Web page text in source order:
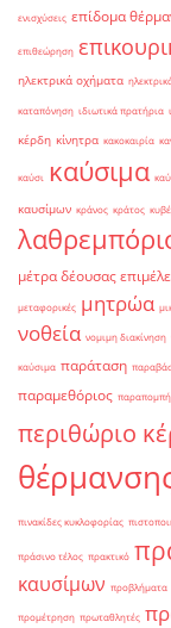
ενισχύσεις επίδομα
επιθεώρηση
ηλεκτρικά οχήματα
καταπόνηση ιδιωτικά πρατήρια
κέρδη κίνητρα κακοκαιρία
καύσι καύσιμα
καυσίμων κράνος κράτος
μέτρα δέουσας
μεταφορικές μητρώα
νοθεία νομιμη διακίνηση
καύσιμα παράταση
παραμεθόριος παραπομπή
περιθώριο
πινακίδες κυκλοφορίας
πράσινο τέλος πρακτικό
καυσίμων προβλήματα
προμέτρηση πρωταθλητές